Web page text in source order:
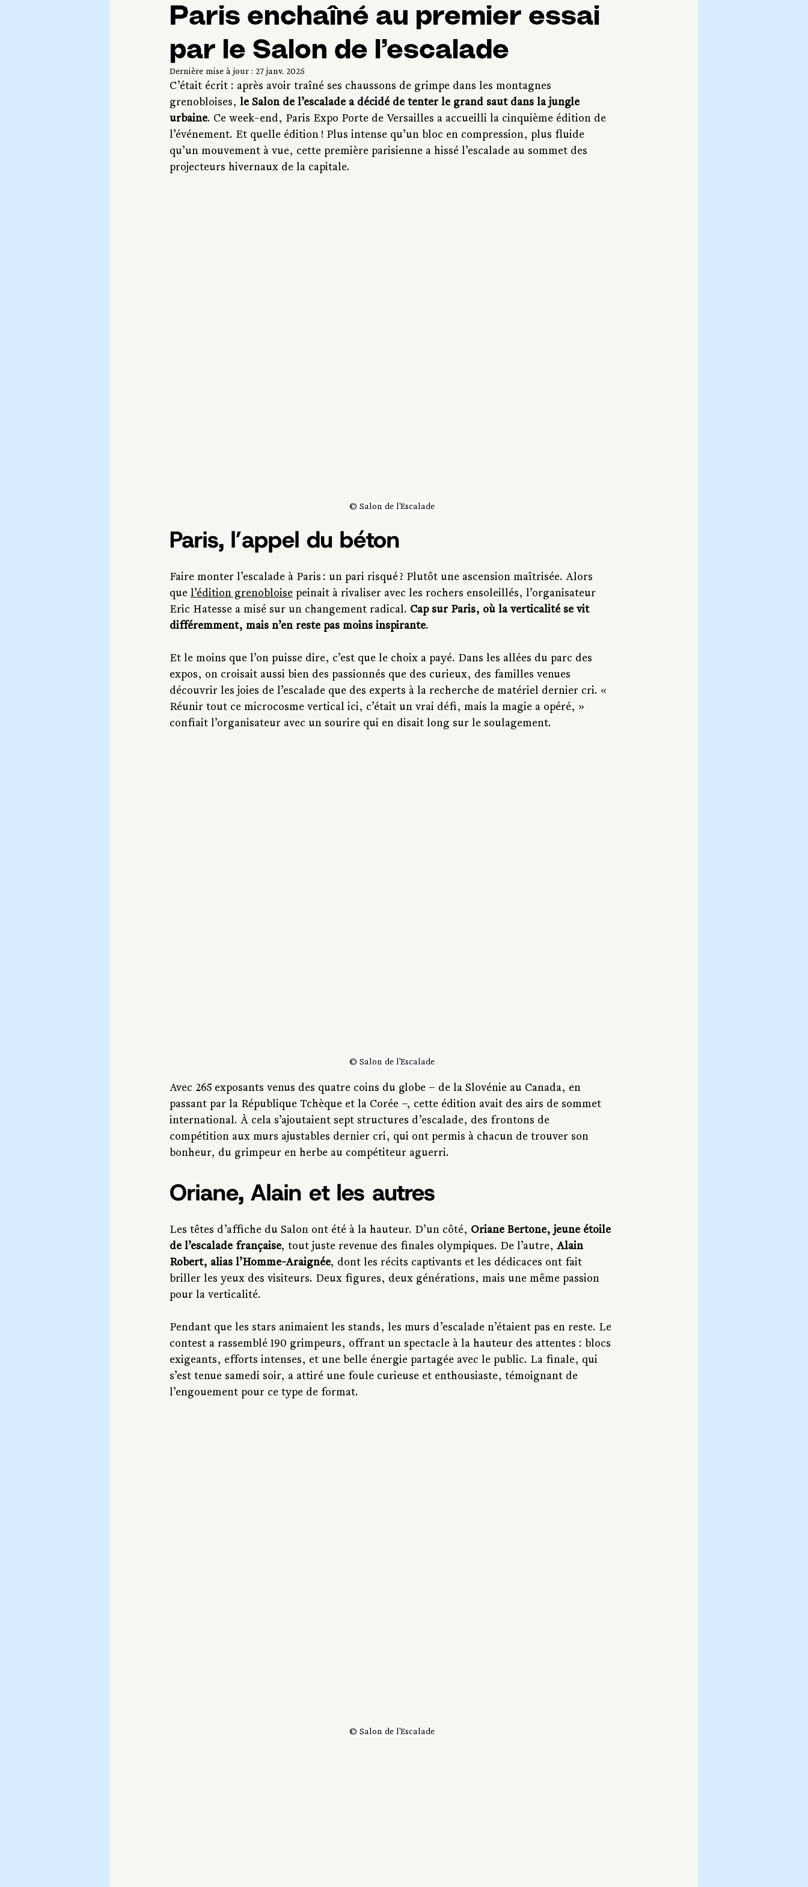
Paris enchaîné au premier essai
par le Salon de l’escalade
Dernière mise à jour : 27 janv. 2025
C’était écrit : après avoir traîné ses chaussons de grimpe dans les montagnes
grenobloises, le Salon de l’escalade a décidé de tenter le grand saut dans la jungle
urbaine. Ce week-end, Paris Expo Porte de Versailles a accueilli la cinquième édition de
l’événement. Et quelle édition ! Plus intense qu’un bloc en compression, plus fluide
qu’un mouvement à vue, cette première parisienne a hissé l’escalade au sommet des
projecteurs hivernaux de la capitale.
© Salon de l'Escalade
Paris, l’appel du béton
Faire monter l’escalade à Paris : un pari risqué ? Plutôt une ascension maîtrisée. Alors
que l’édition grenobloise peinait à rivaliser avec les rochers ensoleillés, l’organisateur
Eric Hatesse a misé sur un changement radical. Cap sur Paris, où la verticalité se vit
différemment, mais n’en reste pas moins inspirante.
Et le moins que l’on puisse dire, c’est que le choix a payé. Dans les allées du parc des
expos, on croisait aussi bien des passionnés que des curieux, des familles venues
découvrir les joies de l’escalade que des experts à la recherche de matériel dernier cri. «
Réunir tout ce microcosme vertical ici, c’était un vrai défi, mais la magie a opéré, »
confiait l’organisateur avec un sourire qui en disait long sur le soulagement.
© Salon de l'Escalade
Avec 265 exposants venus des quatre coins du globe – de la Slovénie au Canada, en
passant par la République Tchèque et la Corée –, cette édition avait des airs de sommet
international. À cela s’ajoutaient sept structures d’escalade, des frontons de
compétition aux murs ajustables dernier cri, qui ont permis à chacun de trouver son
bonheur, du grimpeur en herbe au compétiteur aguerri.
Oriane, Alain et les autres
Les têtes d’affiche du Salon ont été à la hauteur. D’un côté, Oriane Bertone, jeune étoile
de l’escalade française, tout juste revenue des finales olympiques. De l’autre, Alain
Robert, alias l’Homme-Araignée, dont les récits captivants et les dédicaces ont fait
briller les yeux des visiteurs. Deux figures, deux générations, mais une même passion
pour la verticalité.
Pendant que les stars animaient les stands, les murs d’escalade n’étaient pas en reste. Le
contest a rassemblé 190 grimpeurs, offrant un spectacle à la hauteur des attentes : blocs
exigeants, efforts intenses, et une belle énergie partagée avec le public. La finale, qui
s’est tenue samedi soir, a attiré une foule curieuse et enthousiaste, témoignant de
l’engouement pour ce type de format.
© Salon de l'Escalade